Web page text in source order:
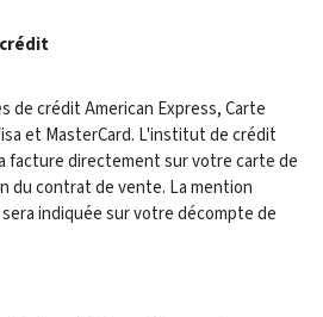
de crédit American Express, Carte
et MasterCard. L'institut de crédit
facture directement sur votre carte de
du contrat de vente. La mention
indiquée sur votre décompte de